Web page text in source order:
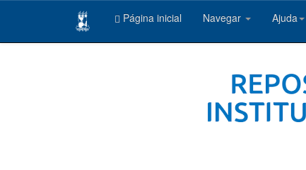
Página inicial Navegar Ajuda